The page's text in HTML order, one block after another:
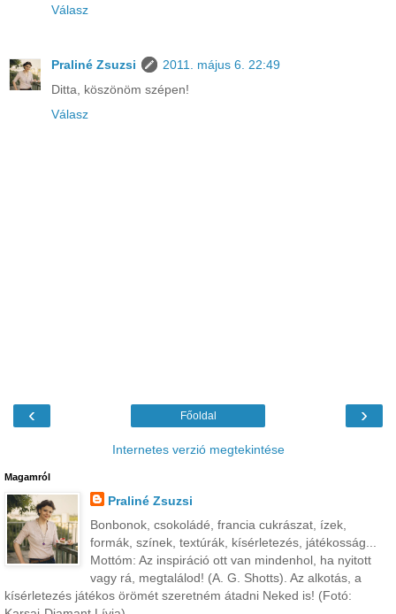
Válasz
Praliné Zsuzsi
2011. május 6. 22:49
Ditta, köszönöm szépen!
Válasz
‹ ›
Főoldal
Internetes verzió megtekintése
Magamról
Praliné Zsuzsi
Bonbonok, csokoládé, francia cukrászat, ízek,
formák, színek, textúrák, kísérletezés, játékosság...
Mottóm: Az inspiráció ott van mindenhol, ha nyitott
vagy rá, megtalálod! (A. G. Shotts). Az alkotás, a
kísérletezés játékos örömét szeretném átadni Neked is! (Fotó: